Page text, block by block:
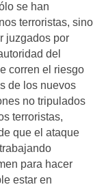
se han
terroristas, sino
juzgados por
del
corren el riesgo
de los nuevos
no tripulados
terroristas,
que el ataque
para hacer
estar en